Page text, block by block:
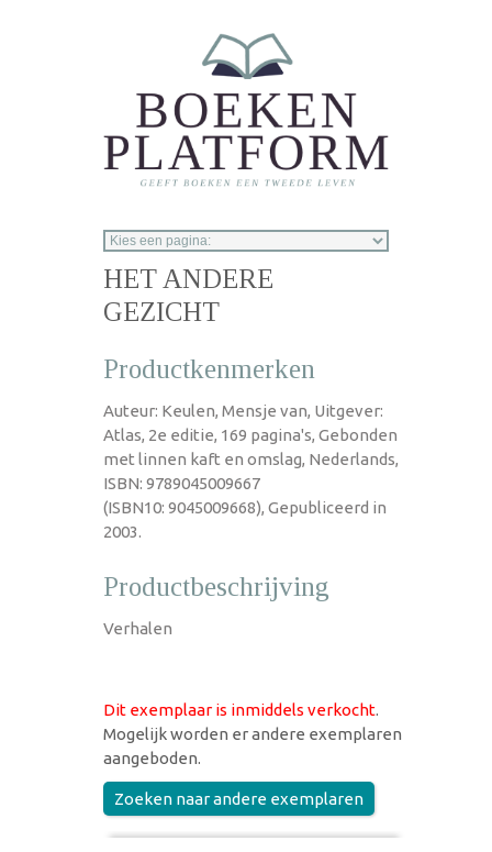
HET ANDERE
GEZICHT
Productkenmerken
Auteur: Keulen, Mensje van, Uitgever:
Atlas, 2e editie, 169 pagina's, Gebonden
met linnen kaft en omslag, Nederlands,
ISBN: 9789045009667
(ISBN10: 9045009668), Gepubliceerd in
2003.
Productbeschrijving
Verhalen
Dit exemplaar is inmiddels verkocht.
Mogelijk worden er andere exemplaren
aangeboden.
Zoeken naar andere exemplaren